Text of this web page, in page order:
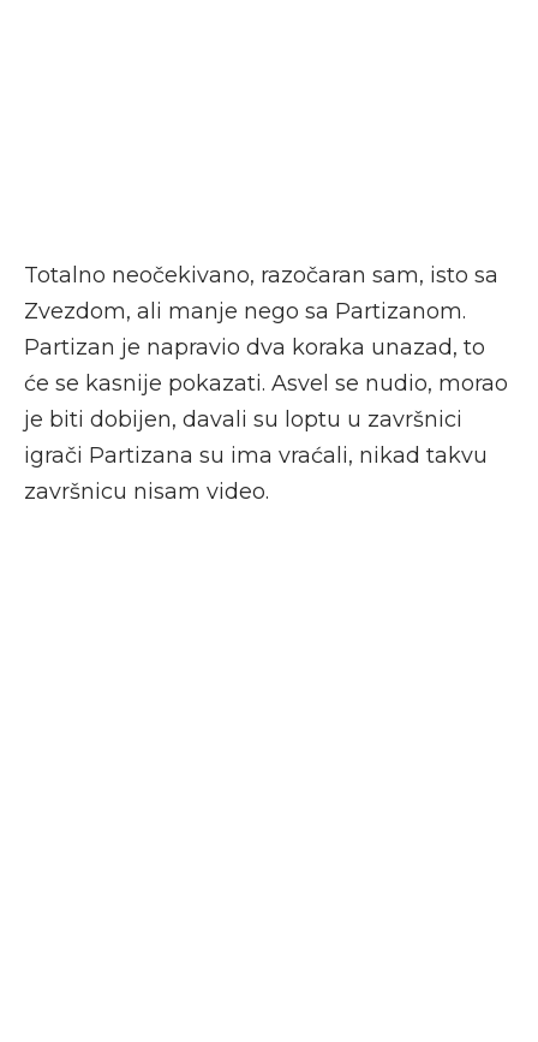
Totalno neočekivano, razočaran sam, isto sa
Zvezdom, ali manje nego sa Partizanom.
Partizan je napravio dva koraka unazad, to
će se kasnije pokazati. Asvel se nudio, morao
je biti dobijen, davali su loptu u završnici
igrači Partizana su ima vraćali, nikad takvu
završnicu nisam video.